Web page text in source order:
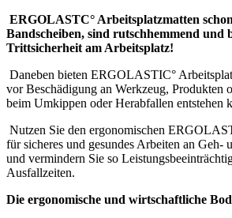
ERGOLASTC° Arbeitsplatzmatten
Bandscheiben, sind rutschhemmend und
Trittsicherheit am Arbeitsplatz!
Daneben bieten ERGOLASTIC°
vor Beschädigung an Werkzeug, Produkten
beim Umkippen oder Herabfallen entstehen
Nutzen Sie den ergonomischen
für sicheres und gesundes Arbeiten an Geh-
und vermindern Sie so
Ausfallzeiten.
Die ergonomische und wirtschaftliche